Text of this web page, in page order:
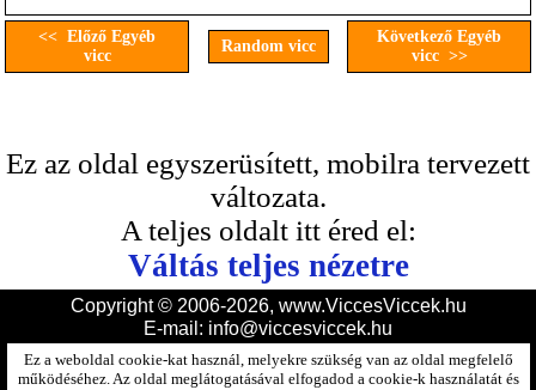
<< Előző Egyéb
vicc
Random vicc
Következő Egyéb
vicc >>
Ez az oldal egyszerüsített, mobilra tervezett
változata.
A teljes oldalt itt éred el:
Váltás teljes nézetre
Copyright © 2006-2026, www.ViccesViccek.hu
E-mail: info@viccesviccek.hu
Ez a weboldal cookie-kat használ, melyekre szükség van az oldal megfelelő
működéséhez. Az oldal meglátogatásával elfogadod a cookie-k használatát és